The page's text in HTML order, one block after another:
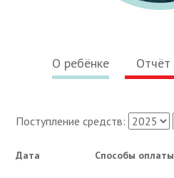
О ребёнке Отчёт
Поступление средств:
Дата Способы оплаты